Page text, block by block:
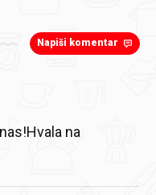
Napiši komentar
na